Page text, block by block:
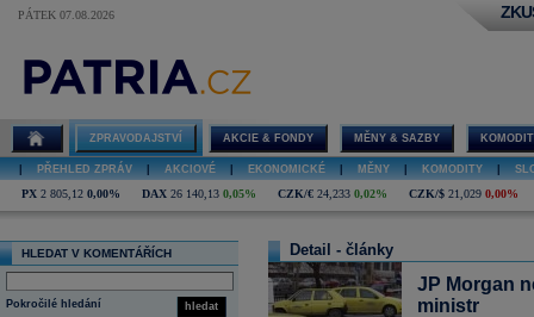
PÁTEK 07.08.2026
ZPRAVODAJSTVÍ AKCIE & FONDY MĚNY & SAZBY
PŘEHLED ZPRÁV AKCIOVÉ EKONOMICKÉ MĚNY KOMODITY
PX 2 805,12 0,00% DAX 26 140,13 0,05% CZK/€ 24,233 0,02% CZK/$ 21,029 0,00%
HLEDAT V KOMENTÁŘÍCH
hledat
Pokročilé hledání
Detail - články
JP Morgan
ministr